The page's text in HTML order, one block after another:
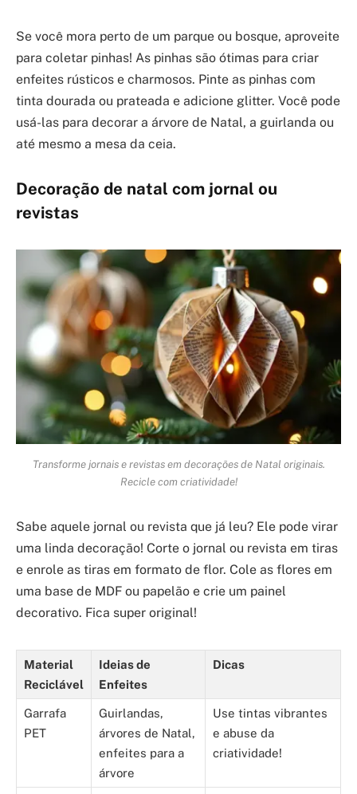
Se você mora perto de um parque ou bosque, aproveite
para coletar pinhas! As pinhas são ótimas para criar
enfeites rústicos e charmosos. Pinte as pinhas com
tinta dourada ou prateada e adicione glitter. Você pode
usá-las para decorar a árvore de Natal, a guirlanda ou
até mesmo a mesa da ceia.
Decoração de natal com jornal ou
revistas
Transforme jornais e revistas em decorações de Natal originais.
Recicle com criatividade!
Sabe aquele jornal ou revista que já leu? Ele pode virar
uma linda decoração! Corte o jornal ou revista em tiras
e enrole as tiras em formato de flor. Cole as flores em
uma base de MDF ou papelão e crie um painel
decorativo. Fica super original!
Material
Reciclável
Ideias de
Enfeites
Dicas
Garrafa
PET
Guirlandas,
árvores de Natal,
enfeites para a
árvore
Use tintas vibrantes
e abuse da
criatividade!